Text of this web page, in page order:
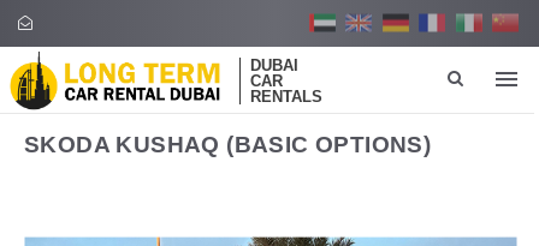
DUBAI
CAR
RENTALS
SKODA KUSHAQ (BASIC OPTIONS)